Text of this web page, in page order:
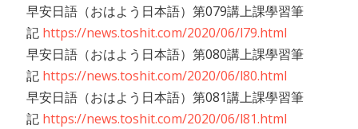
早安日語（おはよう日本語）第079講上課學習筆
記 https://news.toshit.com/2020/06/l79.html
早安日語（おはよう日本語）第080講上課學習筆
記 https://news.toshit.com/2020/06/l80.html
早安日語（おはよう日本語）第081講上課學習筆
記 https://news.toshit.com/2020/06/l81.html